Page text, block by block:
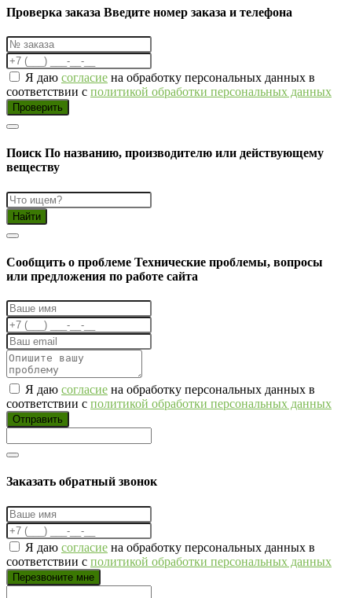
Проверка заказа Введите номер заказа и телефона
Я даю согласие на обработку персональных данных в
соответствии с политикой обработки персональных данных
Проверить
Поиск По названию, производителю или действующему
веществу
Найти
Cообщить о проблеме Технические проблемы, вопросы
или предложения по работе сайта
Я даю согласие на обработку персональных данных в
соответствии с политикой обработки персональных данных
Отправить
Заказать обратный звонок
Я даю согласие на обработку персональных данных в
соответствии с политикой обработки персональных данных
Перезвоните мне